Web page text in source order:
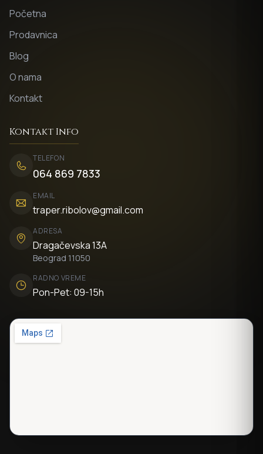
Početna
Prodavnica
Blog
O nama
Kontakt
Kontakt Info
TELEFON
064 869 7833
EMAIL
traper.ribolov@gmail.com
ADRESA
Dragačevska 13A
Beograd 11050
RADNO VREME
Pon-Pet: 09-15h